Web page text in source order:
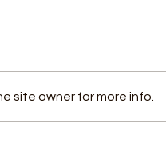
site owner for more info.